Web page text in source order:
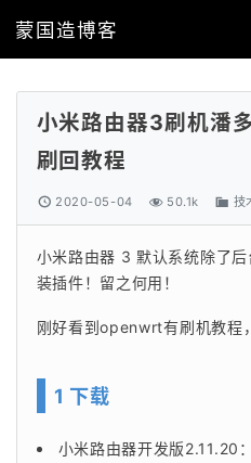
蒙国造博客
小米路由器3刷机潘
刷回教程
2020-05-04 50.1k 技
小米路由器 3 默认系统除了
装插件！留之何用！
刚好看到openwrt有刷机教程
1 下载
小米路由器开发版2.11.20：